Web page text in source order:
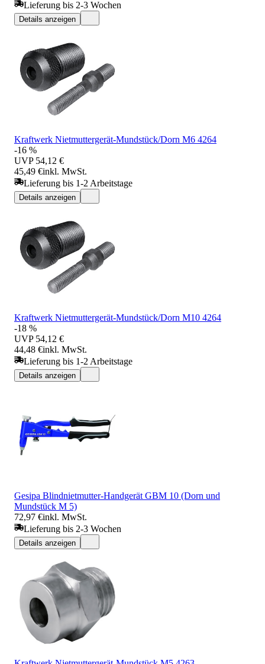
Lieferung bis 2-3 Wochen
Details anzeigen
Kraftwerk Nietmuttergerät-Mundstück/Dorn M6 4264
-16 %
UVP 54,12 €
45,49 €inkl. MwSt.
Lieferung bis 1-2 Arbeitstage
Details anzeigen
Kraftwerk Nietmuttergerät-Mundstück/Dorn M10 4264
-18 %
UVP 54,12 €
44,48 €inkl. MwSt.
Lieferung bis 1-2 Arbeitstage
Details anzeigen
Gesipa Blindnietmutter-Handgerät GBM 10 (Dorn und
Mundstück M 5)
72,97 €inkl. MwSt.
Lieferung bis 2-3 Wochen
Details anzeigen